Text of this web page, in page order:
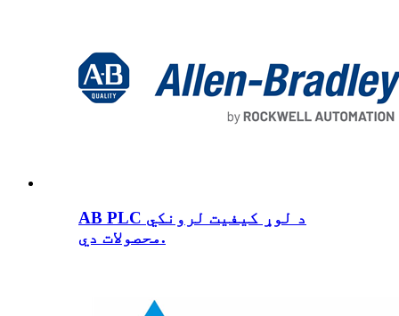
AB PLC د لوړ کیفیت لرونکي
محصولات دي.